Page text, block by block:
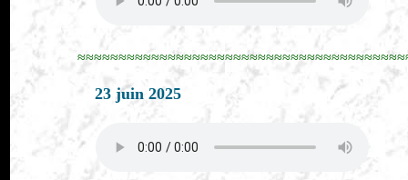
23 juin 2025